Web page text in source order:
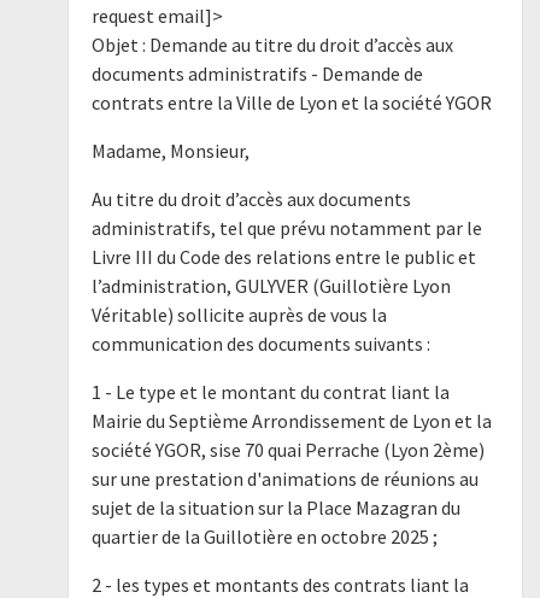
request email]>
Objet : Demande au titre du droit d’accès aux
documents administratifs - Demande de
contrats entre la Ville de Lyon et la société YGOR
Madame, Monsieur,
Au titre du droit d’accès aux documents
administratifs, tel que prévu notamment par le
Livre III du Code des relations entre le public et
l’administration, GULYVER (Guillotière Lyon
Véritable) sollicite auprès de vous la
communication des documents suivants :
1 - Le type et le montant du contrat liant la
Mairie du Septième Arrondissement de Lyon et la
société YGOR, sise 70 quai Perrache (Lyon 2ème)
sur une prestation d'animations de réunions au
sujet de la situation sur la Place Mazagran du
quartier de la Guillotière en octobre 2025 ;
2 - les types et montants des contrats liant la